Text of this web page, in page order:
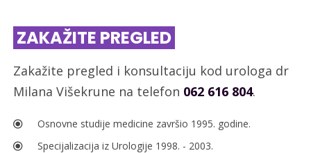
ZAKAŽITE PREGLED
Zakažite pregled i konsultaciju kod urologa dr
Milana Višekrune na telefon 062 616 804.
Osnovne studije medicine završio 1995. godine.
Specijalizacija iz Urologije 1998. - 2003.